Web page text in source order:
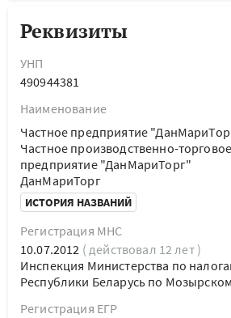
Реквизиты
УНП
490944381
Наименование
Частное предприятие
Частное производственно-
предприятие "ДанМариТорг"
ДанМариТорг
ИСТОРИЯ НАЗВАНИЙ
Регистрация МНС
10.07.2012 ( действовал 12 лет )
Инспекция Министерства по
Республики Беларусь по
Регистрация ЕГР